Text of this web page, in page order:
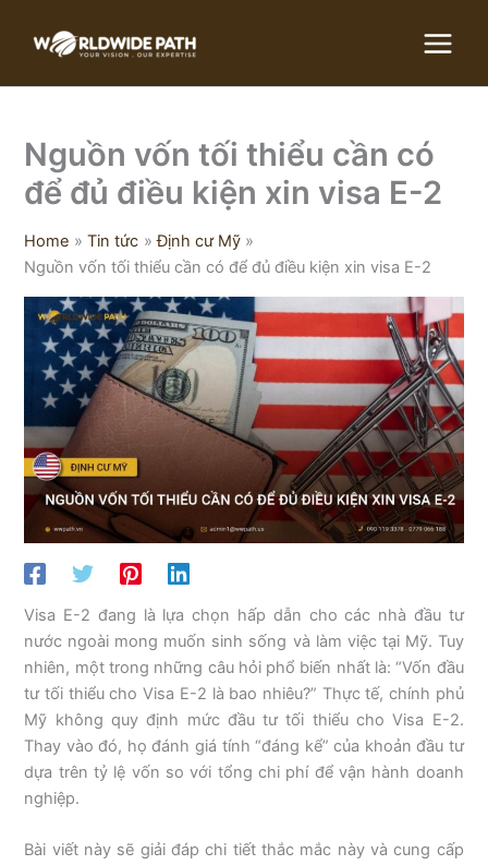
Nguồn vốn tối thiểu cần có
để đủ điều kiện xin visa E-2
Home Tin tức
Định cư Mỹ
Nguồn vốn tối thiểu cần có để đủ điều kiện xin visa E-2
Visa E-2 đang là lựa chọn hấp dẫn cho các nhà đầu tư
nước ngoài mong muốn sinh sống và làm việc tại Mỹ. Tuy
nhiên, một trong những câu hỏi phổ biến nhất là: “Vốn đầu
tư tối thiểu cho Visa E-2 là bao nhiêu?” Thực tế, chính phủ
Mỹ không quy định mức đầu tư tối thiểu cho Visa E-2.
Thay vào đó, họ đánh giá tính “đáng kể” của khoản đầu tư
dựa trên tỷ lệ vốn so với tổng chi phí để vận hành doanh
nghiệp.
Bài viết này sẽ giải đáp chi tiết thắc mắc này và cung cấp